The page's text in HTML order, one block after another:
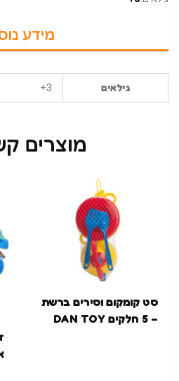
מידע
גילאים 3+
מוצרים
סט קומקום וסירים ברשת
– 5 חלקים DAN TOY